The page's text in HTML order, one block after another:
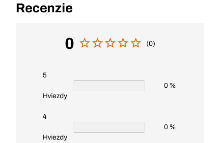
Recenzie
0 (0)
5
Hviezdy
0 %
4
Hviezdy
0 %